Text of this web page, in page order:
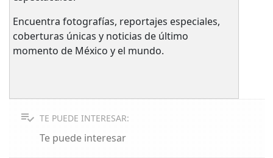
Encuentra fotografías, reportajes especiales,
coberturas únicas y noticias de último
momento de México y el mundo.
TE PUEDE INTERESAR:
Te puede interesar